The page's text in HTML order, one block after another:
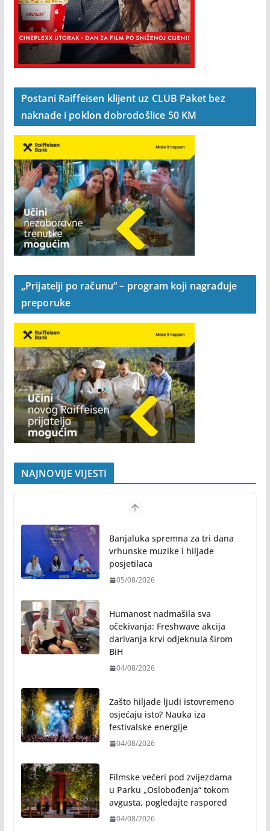
Postani Raiffeisen klijent uz CLUB Paket bez
naknade i poklon dobrodošlice 50 KM
„Prijatelji po računu“ – program koji nagrađuje
preporuke
NAJNOVIJE VIJESTI
Banjaluka spremna za tri dana
vrhunske muzike i hiljade
posjetilaca
05/08/2026
Humanost nadmašila sva
očekivanja: Freshwave akcija
darivanja krvi odjeknula širom
BiH
04/08/2026
Zašto hiljade ljudi istovremeno
osjećaju isto? Nauka iza
festivalske energije
04/08/2026
Filmske večeri pod zvijezdama
u Parku „Oslobođenja“ tokom
avgusta, pogledajte raspored
04/08/2026